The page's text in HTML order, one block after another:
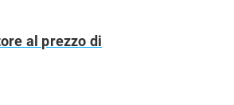
al prezzo di